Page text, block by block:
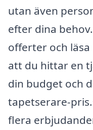
utan även
efter dina
offerter och
att du hittar en
din budget och
tapetserare-
flera